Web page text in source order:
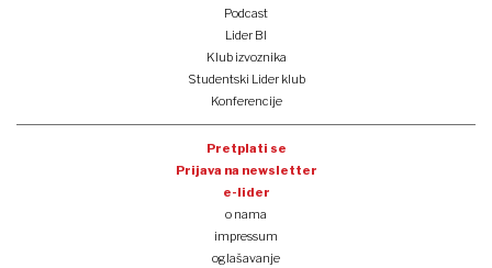
Podcast
Lider BI
Klub izvoznika
Studentski Lider klub
Konferencije
Pretplati se
Prijava na newsletter
e-lider
o nama
impressum
oglašavanje